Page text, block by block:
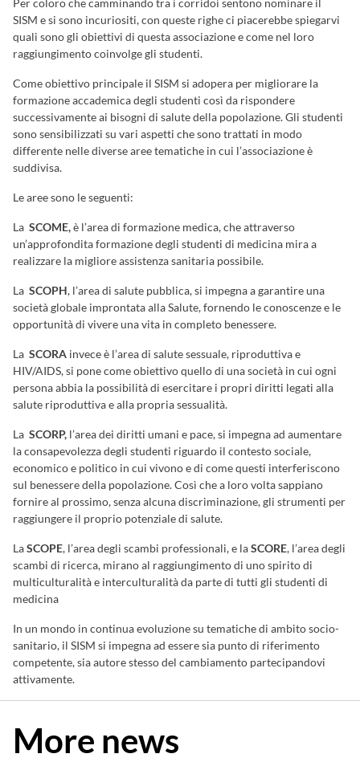
Per coloro che camminando tra i corridoi sentono nominare il
SISM e si sono incuriositi, con queste righe ci piacerebbe spiegarvi
quali sono gli obiettivi di questa associazione e come nel loro
raggiungimento coinvolge gli studenti.
Come obiettivo principale il SISM si adopera per migliorare la
formazione accademica degli studenti così da rispondere
successivamente ai bisogni di salute della popolazione. Gli studenti
sono sensibilizzati su vari aspetti che sono trattati in modo
differente nelle diverse aree tematiche in cui l’associazione è
suddivisa.
Le aree sono le seguenti:
La SCOME,è l’area di formazione medica, che attraverso
un’approfondita formazione degli studenti di medicina mira a
realizzare la migliore assistenza sanitaria possibile.
La SCOPH, l’area di salute pubblica, si impegna a garantire una
società globale improntata alla Salute, fornendo le conoscenze e le
opportunità di vivere una vita in completo benessere.
La SCORA invece è l’area di salute sessuale, riproduttiva e
HIV/AIDS, si pone come obiettivo quello di una società in cui ogni
persona abbia la possibilità di esercitare i propri diritti legati alla
salute riproduttiva e alla propria sessualità.
La SCORP, l’area dei diritti umani e pace, si impegna ad aumentare
la consapevolezza degli studenti riguardo il contesto sociale,
economico e politico in cui vivono e di come questi interferiscono
sul benessere della popolazione. Così che a loro volta sappiano
fornire al prossimo, senza alcuna discriminazione, gli strumenti per
raggiungere il proprio potenziale di salute.
LaSCOPE, l’area degli scambi professionali, e laSCORE, l’area degli
scambi di ricerca, mirano al raggiungimento di uno spirito di
multiculturalità e interculturalità da parte di tutti gli studenti di
medicina
In un mondo in continua evoluzione su tematiche di ambito socio-
sanitario, il SISM si impegna ad essere sia punto di riferimento
competente, sia autore stesso del cambiamento partecipandovi
attivamente.
More news